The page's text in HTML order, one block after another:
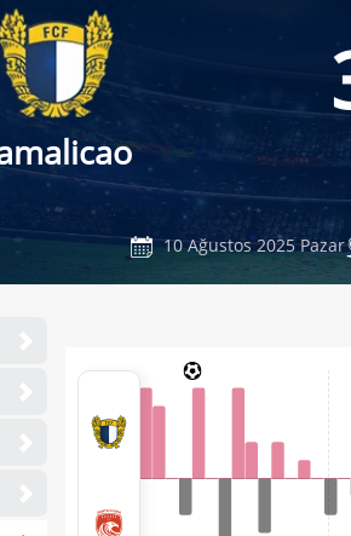
10 Ağustos 2025 Pazar